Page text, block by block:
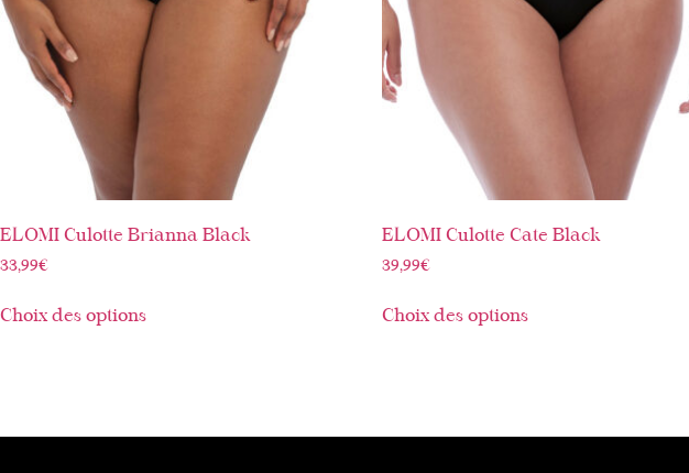
ELOMI Culotte Brianna Black
33,99€
Choix des options
ELOMI Culotte Cate Black
39,99€
Choix des options